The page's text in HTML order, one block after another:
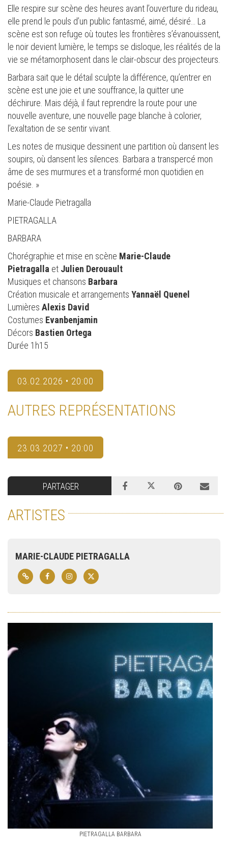
Elle respire sur scène des heures avant l’ouverture du rideau,
elle prend le pouls d’un public fantasmé, aimé, désiré… La
scène est son refuge où toutes les frontières s’évanouissent,
le noir devient lumière, le temps se disloque, les réalités de la
vie se métamorphosent dans le clair-obscur des projecteurs.
Barbara sait que le détail sculpte la différence, qu’entrer en
scène est une joie et une souffrance, la quitter une
déchirure. Mais déjà, il faut reprendre la route pour une
nouvelle aventure, une nouvelle page blanche à colorier,
l’exaltation de se sentir vivant.
Les notes de musique dessinent une partition où dansent les
soupirs, où dansent les silences. Barbara a transpercé mon
âme de ses murmures et a transformé mon quotidien en
poésie. »
Marie-Claude Pietragalla
PIETRAGALLA
BARBARA
Chorégraphie et mise en scène Marie-Claude
Pietragalla et Julien Derouault
Musiques et chansons Barbara
Création musicale et arrangements Yannaël Quenel
Lumières Alexis David
Costumes Evanbenjamin
Décors Bastien Ortega
Durée 1h15
03.02.2026 • 20:00
AUTRES REPRÉSENTATIONS
23.03.2027 • 20:00
PARTAGER
ARTISTES
MARIE-CLAUDE PIETRAGALLA
PIETRAGALLA BARBARA